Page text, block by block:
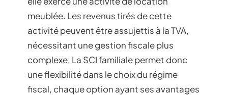
meublée. Les revenus tirés de cette
activité peuvent être assujettis à la TVA,
nécessitant une gestion fiscale plus
complexe. La SCI familiale permet donc
une flexibilité dans le choix du régime
fiscal, chaque option ayant ses avantages